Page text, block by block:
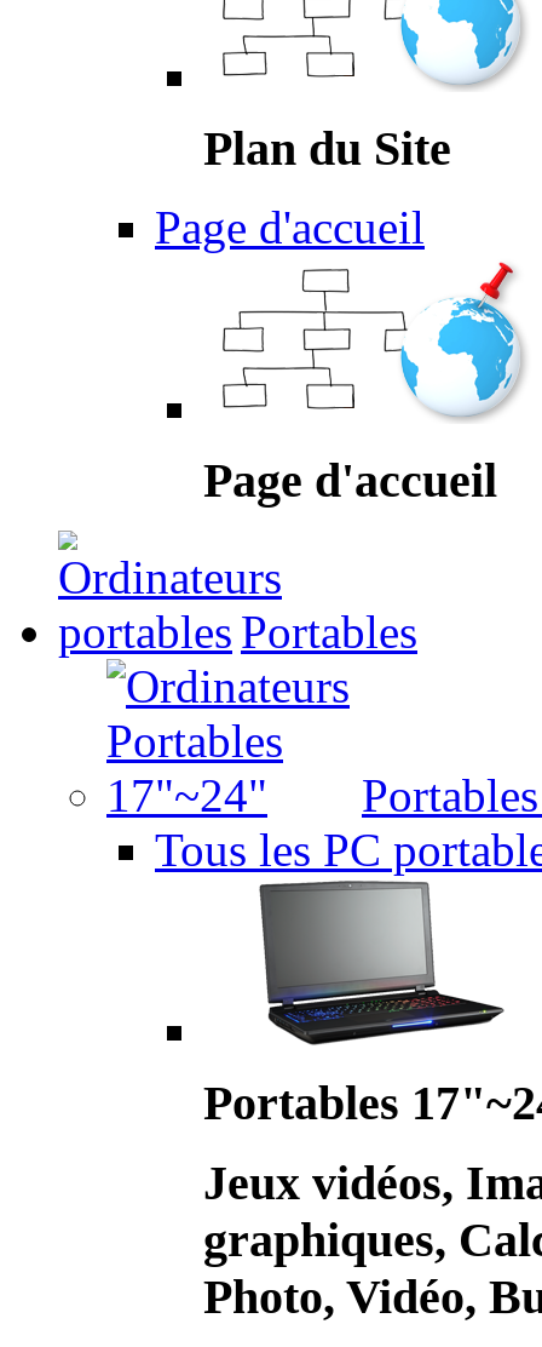
Plan du Site
Page d'accueil
Page d'accueil
Portables
Tous les PC
Portables
Jeux vidéos,
graphiques,
Photo, Vidéo,